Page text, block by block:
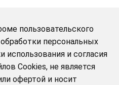
пользовательского
персональных
использования и согласия
Cookies, не является
офертой и носит